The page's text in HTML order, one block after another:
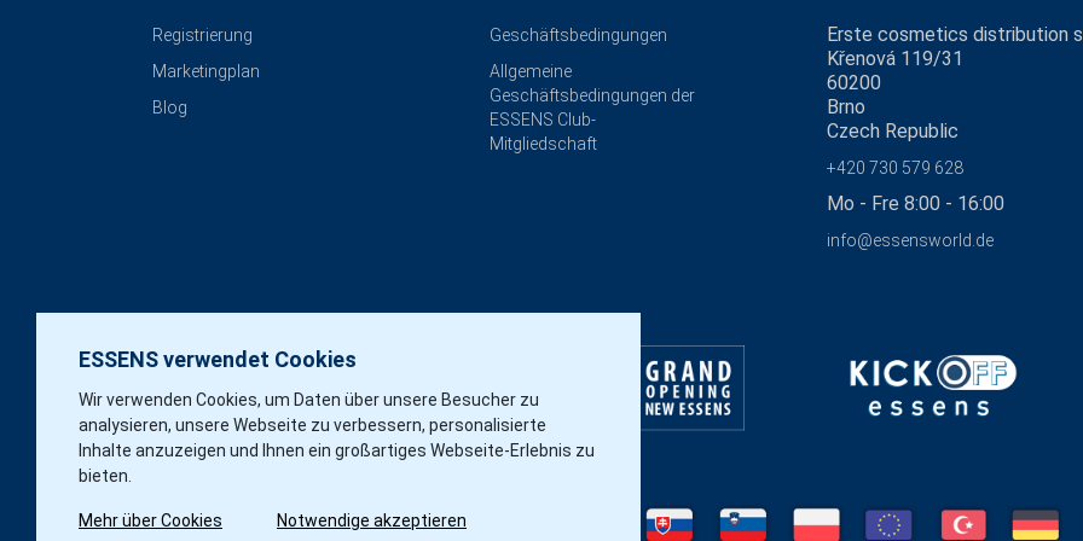
ESSENS verwendet Cookies
Wir verwenden Cookies, um Daten über unsere Besucher zu
analysieren, unsere Webseite zu verbessern, personalisierte
Inhalte anzuzeigen und Ihnen ein großartiges Webseite-Erlebnis zu
bieten.
Mehr über Cookies Notwendige akzeptieren
Registrierung
Marketingplan
Blog
Geschäftsbedingungen
Allgemeine
Geschäftsbedingungen der
ESSENS Club-
Mitgliedschaft
Erste cosmetics distribution
Křenová 119/31
60200
Brno
Czech Republic
+420 730 579 628
Mo - Fre 8:00 - 16:00
info@essensworld.de